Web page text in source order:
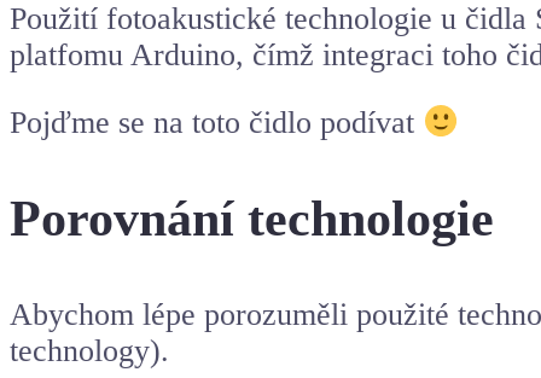
Použití fotoakustické technologie u čidla
platfomu Arduino, čímž integraci toho
Pojďme se na toto čidlo podívat
Porovnání technologie
Abychom lépe porozuměli použité
technology).